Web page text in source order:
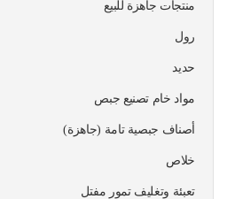
منتجات جاهزة للبيع
رول
حديد
مواد خام تصنيع جبص
أصناف جبصية تامة (جاهزة)
خلاص
تعبئة وتغليف تمور مفتل